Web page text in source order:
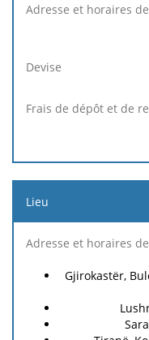
Adresse
travail
Gjirokastër,